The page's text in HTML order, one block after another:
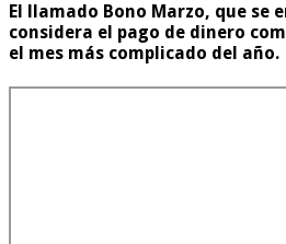
El llamado Bono Marzo, que se
considera el pago de dinero
el mes más complicado del año.